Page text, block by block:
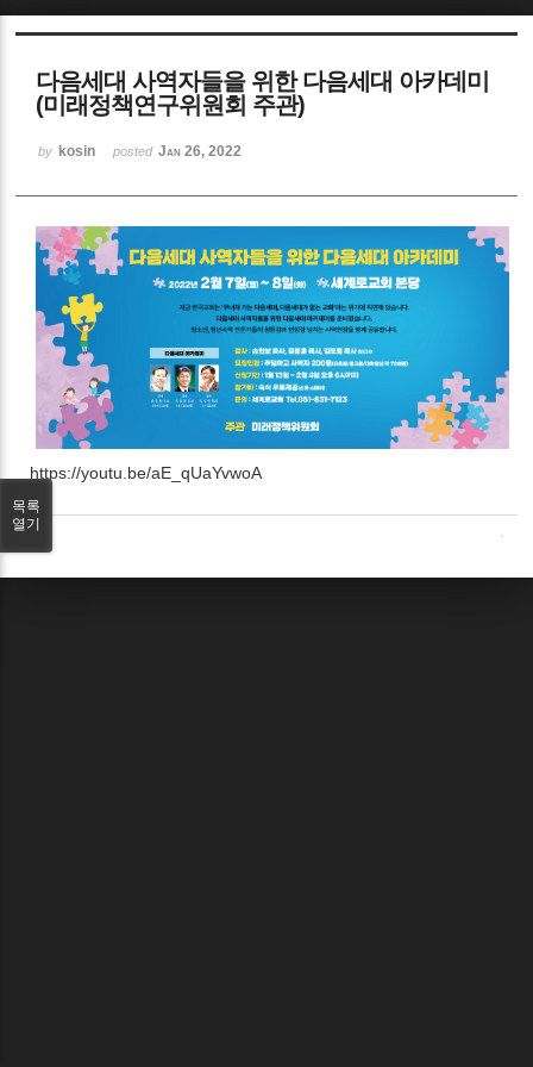
다음세대 사역자들을 위한 다음세대 아카데미
(미래정책연구위원회 주관)
by kosin posted Jan 26, 2022
https://youtu.be/aE_qUaYvwoA
목록
열기
Sketchbook5, 스케치북5
Sketchbook5, 스케치북5